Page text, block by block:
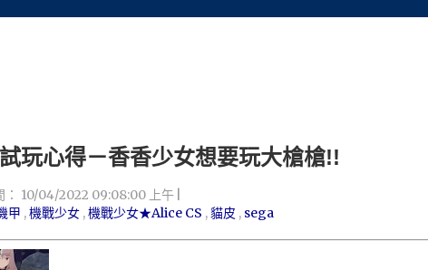
玩心得－香香少女想要玩大槍槍!!
10/04/2022 09:08:00 上午
甲 ,機戰少女 ,機戰少女★Alice CS ,貓皮 , sega